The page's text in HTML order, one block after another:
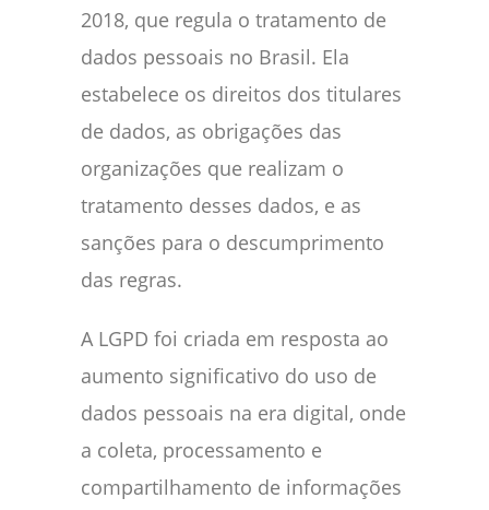
2018, que regula o tratamento de
dados pessoais no Brasil. Ela
estabelece os direitos dos titulares
de dados, as obrigações das
organizações que realizam o
tratamento desses dados, e as
sanções para o descumprimento
das regras.
A LGPD foi criada em resposta ao
aumento significativo do uso de
dados pessoais na era digital, onde
a coleta, processamento e
compartilhamento de informações